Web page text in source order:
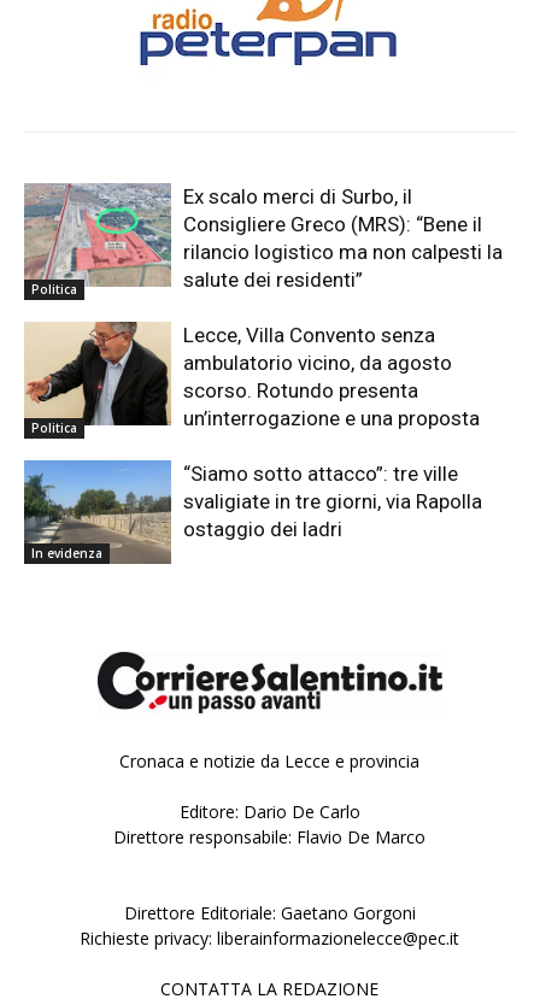
Politica
Ex scalo merci di Surbo, il
Consigliere Greco (MRS): “Bene il
rilancio logistico ma non calpesti la
salute dei residenti”
Politica
Lecce, Villa Convento senza
ambulatorio vicino, da agosto
scorso. Rotundo presenta
un’interrogazione e una proposta
In evidenza
“Siamo sotto attacco”: tre ville
svaligiate in tre giorni, via Rapolla
ostaggio dei ladri
Cronaca e notizie da Lecce e provincia
Editore: Dario De Carlo
Direttore responsabile: Flavio De Marco
Direttore Editoriale: Gaetano Gorgoni
Richieste privacy: liberainformazionelecce@pec.it
CONTATTA LA REDAZIONE